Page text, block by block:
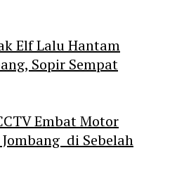
Elf Lalu Hantam
Sopir Sempat
Embat Motor
di Sebelah